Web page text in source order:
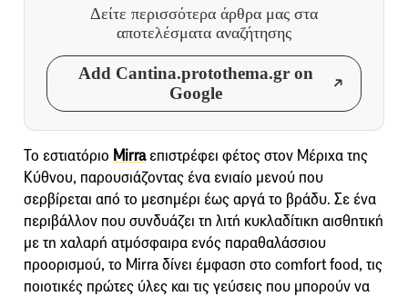
Δείτε περισσότερα άρθρα μας στα
αποτελέσματα αναζήτησης
Add Cantina.protothema.gr on
Google
Το εστιατόριο Mirraεπιστρέφει φέτος στον Μέριχα της
Κύθνου, παρουσιάζοντας ένα ενιαίο μενού που
σερβίρεται από το μεσημέρι έως αργά το βράδυ. Σε ένα
περιβάλλον που συνδυάζει τη λιτή κυκλαδίτικη αισθητική
με τη χαλαρή ατμόσφαιρα ενός παραθαλάσσιου
προορισμού, το Mirra δίνει έμφαση στο comfort food, τις
ποιοτικές πρώτες ύλες και τις γεύσεις που μπορούν να